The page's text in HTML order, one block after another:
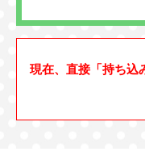
現在、直接「持ち込